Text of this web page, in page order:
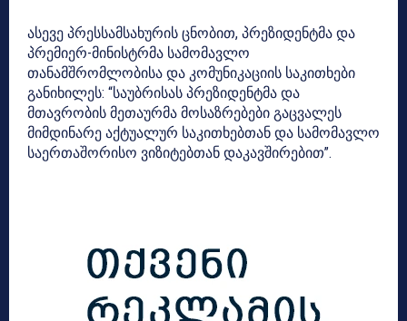
ასევე პრესსამსახურის ცნობით, პრეზიდენტმა და
პრემიერ-მინისტრმა სამომავლო
თანამშრომლობისა და კომუნიკაციის საკითხები
განიხილეს: “საუბრისას პრეზიდენტმა და
მთავრობის მეთაურმა მოსაზრებები გაცვალეს
მიმდინარე აქტუალურ საკითხებთან და სამომავლო
საერთაშორისო ვიზიტებთან დაკავშირებით”.